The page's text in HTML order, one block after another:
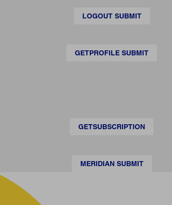
LOGOUT SUBMIT
GETPROFILE SUBMIT
GETSUBSCRIPTION
MERIDIAN SUBMIT